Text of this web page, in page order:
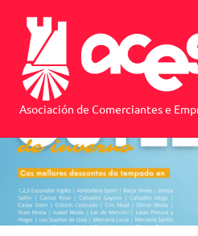
Saltar
contenido
Asociación de Comerciantes e